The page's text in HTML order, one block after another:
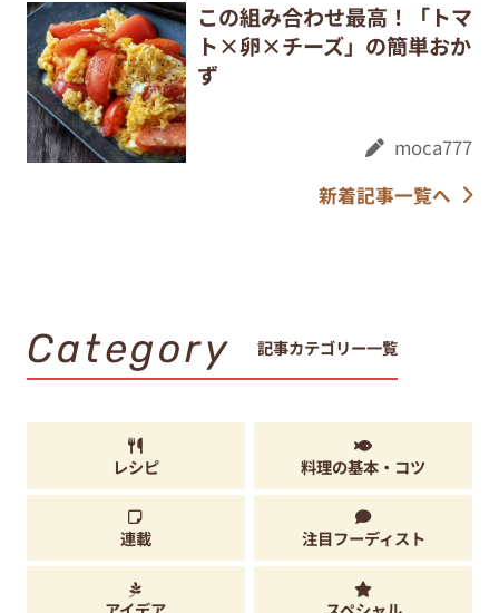
この組み合わせ最高！「トマ
ト×卵×チーズ」の簡単おか
ず
moca777
新着記事一覧へ
Category 記事カテゴリー一覧
レシピ 料理の基本・コツ
連載 注目フーディスト